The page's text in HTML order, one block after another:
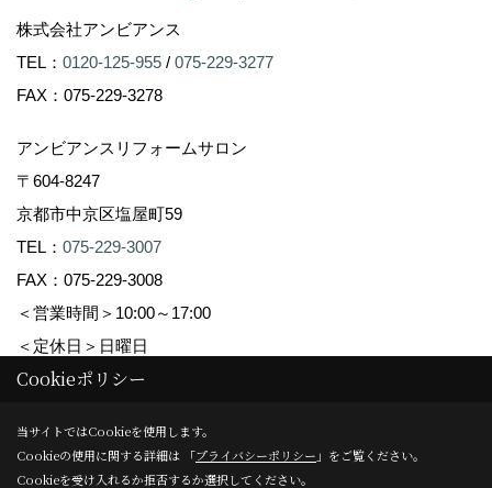
株式会社アンビアンス
TEL： 0120-125-955 / 075-229-3277
FAX：075-229-3278
アンビアンスリフォームサロン
〒604-8247
京都市中京区塩屋町59
TEL： 075-229-3007
FAX：075-229-3008
＜営業時間＞10:00～17:00
＜定休日＞日曜日
Copyright (c) Ambiance Co.,Ltd. All Rights Reserved.
Produced byゴデスクリエイト
Cookieポリシー
当サイトではCookieを使用します。
Cookieの使用に関する詳細は 「プライバシーポリシー 」をご覧ください。
Cookieを受け入れるか拒否するか選択してください。